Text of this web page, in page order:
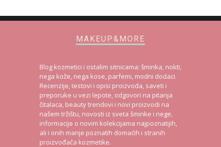
MAKEUP&MORE
Blog kozmetici i ostalim sitnicama: šminka, nokti,
nega kože, nega kose, parfemi, modni dodaci.
Recenzije, testovi i opisi proizvoda, saveti i
preporuke u vezi lepote, odgovori na pitanja
čitalaca, beauty trendovi i novi proizvodi na
našem tržištu, novosti iz sveta šminke i nege,
informacije o novim kolekcijama najpoznatijih,
ali i onih manje poznatih domaćih i stranih
proizvođača kozmetike.